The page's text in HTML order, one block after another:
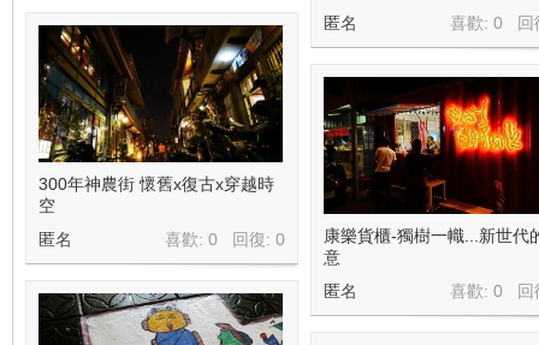
喜歡: 0 回
匿名
300年神農街 懷舊x復古x穿越時
空
喜歡: 0 回復: 0
匿名
康樂貨櫃-獨樹一幟...新世代
意
喜歡: 0 回
匿名